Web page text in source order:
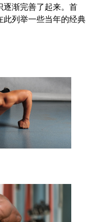
渐完善了起来。首
列举一些当年的经典